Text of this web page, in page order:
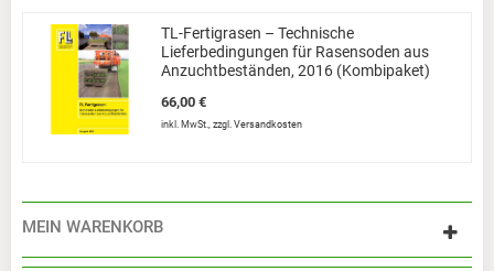
TL-Fertigrasen – Technische
Lieferbedingungen für Rasensoden aus
Anzuchtbeständen, 2016 (Kombipaket)
66,00 €
inkl. MwSt., zzgl. Versandkosten
MEIN WARENKORB